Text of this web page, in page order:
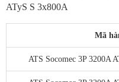
ATyS S 3x800A
Mã
ATS Socomec 3P 3200A